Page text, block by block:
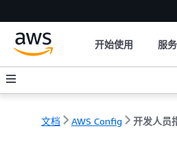
开始使用 服
文档 AWS Config 开发人员